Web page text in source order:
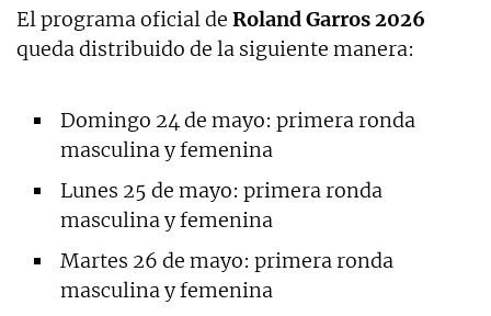
El programa oficial de Roland Garros 2026
queda distribuido de la siguiente manera:
Domingo 24 de mayo: primera ronda
masculina y femenina
Lunes 25 de mayo: primera ronda
masculina y femenina
Martes 26 de mayo: primera ronda
masculina y femenina